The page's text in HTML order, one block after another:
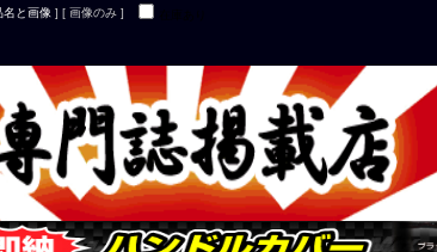
名と画像 ] [ 画像のみ ]